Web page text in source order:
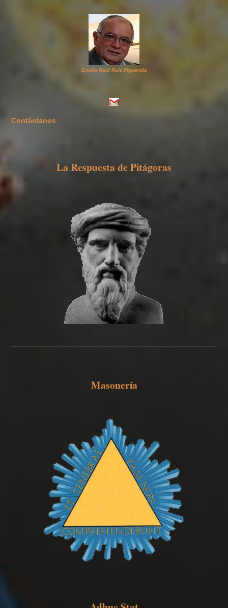
Emilio Raúl Ruiz Figuerola
Contáctanos
La Respuesta de Pitágoras
Masonería